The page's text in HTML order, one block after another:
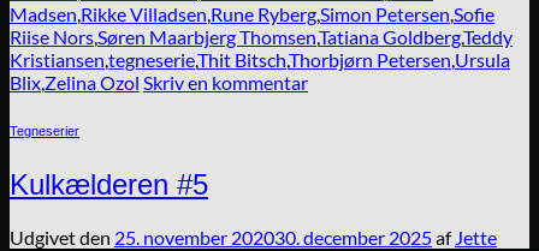
Madsen,Rikke Villadsen,Rune Ryberg,Simon Petersen,Sofie
Riise Nors,Søren Maarbjerg Thomsen,Tatiana Goldberg,Teddy
Kristiansen,tegneserie,Thit Bitsch,Thorbjørn Petersen,Ursula
Blix,Zelina Ozol Skriv en kommentar
Tegneserier
Kulkælderen #5
Udgivet den 25. november 202030. december 2025af Jette